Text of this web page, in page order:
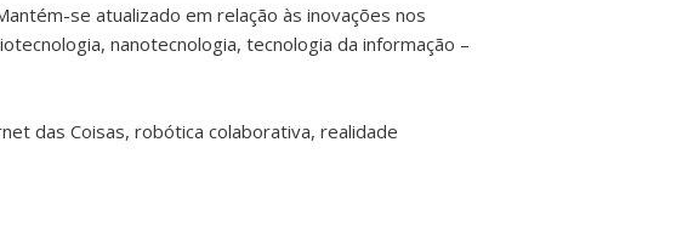
se atualizado em relação às inovações nos
nanotecnologia, tecnologia da informação –
das Coisas, robótica colaborativa, realidade